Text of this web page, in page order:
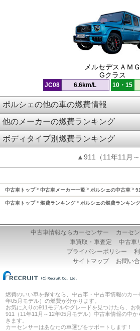
メルセデスＡＭＧ
Gクラス
JC08 6.6km/L 10・15
ポルシェの他の車の燃費情報
他のメーカーの燃費ランキング
ボディタイプ別燃費ランキング
▲911（11年11月
中古車トップ 中古車メーカー一覧 ポルシェの中古車
中古車トップ 燃費ランキング ポルシェの燃費ランキング
中古車情報ならカーセンサー
カーセ
車買取・車査定
中古車
プライバシーポリシー
サイトマップ
お問い
燃費のいい車を探すなら、中古車・中古車情報のカ
年05月モデル）の燃費が分かります。
お気に入りの911モデルやグレードを見つけたら、お
911（11年11月～12年05月モデル）中古車情報の中
きます。
カーセンサーはあなたの車選びをサポートします！